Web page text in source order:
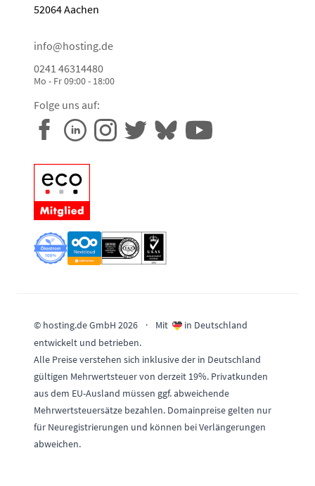
52064 Aachen
info@hosting.de
0241 46314480
Mo - Fr 09:00 - 18:00
Folge uns auf:
© hosting.de GmbH 2026 · Mit
in Deutschland
entwickelt und betrieben.
Alle Preise verstehen sich inklusive der in Deutschland
gültigen Mehrwertsteuer von derzeit 19%. Privatkunden
aus dem EU-Ausland müssen ggf. abweichende
Mehrwertsteuersätze bezahlen. Domainpreise gelten nur
für Neuregistrierungen und können bei Verlängerungen
abweichen.